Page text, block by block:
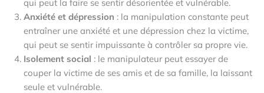
qui peut la faire se sentir désorientée et vulnérable.
Anxiété et dépression : la manipulation constante peut
entraîner une anxiété et une dépression chez la victime,
qui peut se sentir impuissante à contrôler sa propre vie.
Isolement social : le manipulateur peut essayer de
couper la victime de ses amis et de sa famille, la laissant
seule et vulnérable.